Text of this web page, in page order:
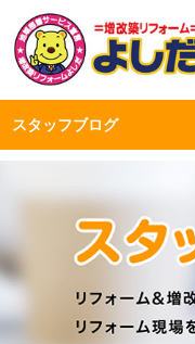
スタッフブログ